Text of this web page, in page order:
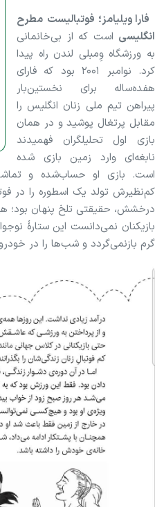
فارا ویلیامز؛ فوتبالیست مطرح
انگلیسی است که از بی‌خانمانی
به ورزشگاه وِمبلی لندن راه پیدا
کرد. نوامبر ۲۰۰۱ بود که فارای
هفده‌ساله برای نخستین‌بار
پیراهن تیم ملی زنان انگلیس را
مقابل پرتغال پوشید و در همان
بازی اول تحلیلگران فهمیدند
نابغه‌ای وارد زمین بازی شده
است. بازی او حساب‌شده و
کم‌نظیرش تولد یک اسطوره را در
درخشش، حقیقتی تلخ پنهان بود؛
بازیکنان نمی‌دانست این ستارهٔ
گرم بازنمی‌گردد و شب‌ها را در